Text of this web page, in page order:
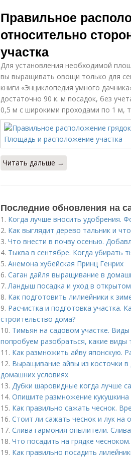
Правильное
относительно
участка
Для установления необходимой
вы выращивать овощи только для
книги «Энциклопедия умного
достаточно 90 к. м посадок, без
0,5 м с широкими проходами по 1 м,
Читать дальше →
Последние обновления на
1. Когда лучше вносить удобрения.
2. Как выглядит дерево тальник и
3. Что внести в почву осенью.
4. Тыква в сентябре. Когда убирать
5. Анемона хубейская Принц Генрих
6. Саган дайля выращивание в
7.Ландыш посадка и уход в
8. Как подготовить лилиейники к
9. Расчистка и подготовка участка.
строительство дома?
10. Тимьян на садовом участке.
попробуем разобраться, какие
11. Как размножить айву японскую.
12. Выращивание айвы из косточки в
домашних условиях
13. Дубки шаровидные когда лучше
14. Опишите размножение
15. Как правильно сажать чеснок.
16. Стоит ли сажать чеснок и лук на
17. Слива гармония опылители.
18. Что посадить на грядке
19. Как правильно посадить